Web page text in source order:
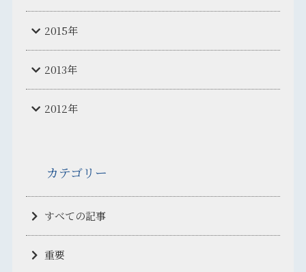
2015年
2013年
2012年
カテゴリー
すべての記事
重要